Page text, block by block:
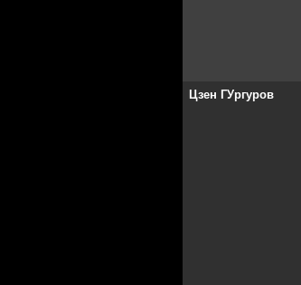
Цзен ГУргуров